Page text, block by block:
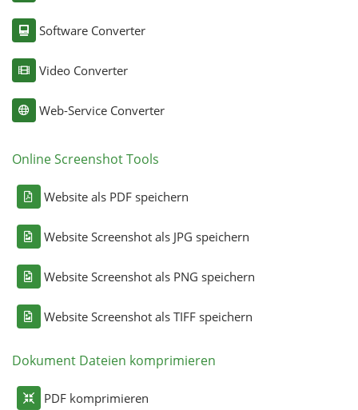
Software Converter
Video Converter
Web-Service Converter
Online Screenshot Tools
Website als PDF speichern
Website Screenshot als JPG speichern
Website Screenshot als PNG speichern
Website Screenshot als TIFF speichern
Dokument Dateien komprimieren
PDF komprimieren